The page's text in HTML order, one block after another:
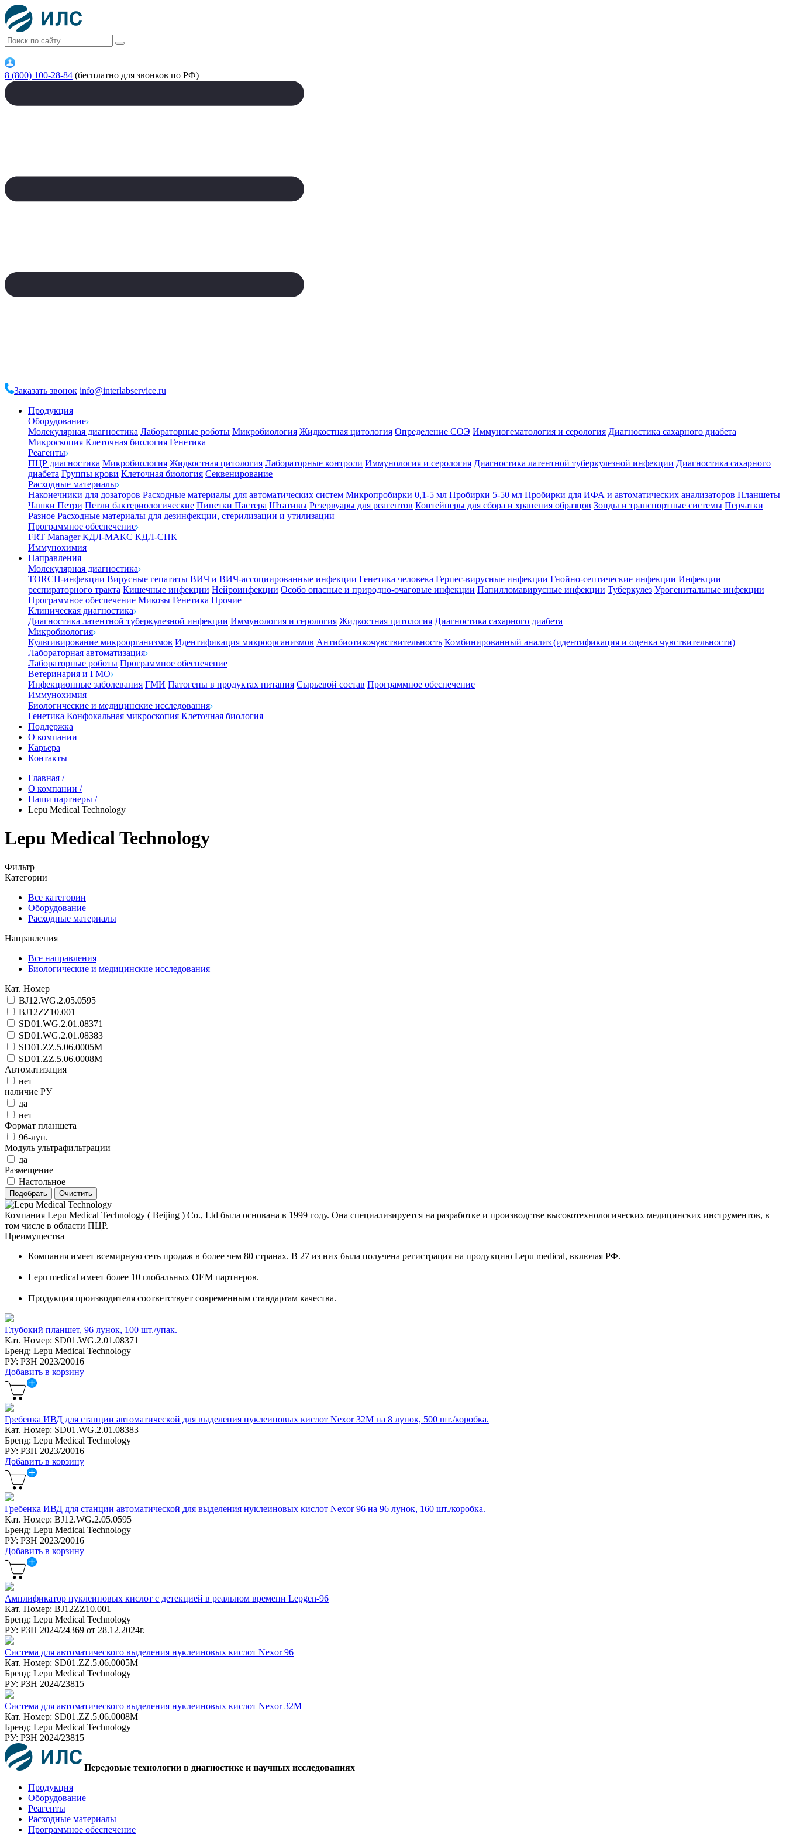
8 (800) 100-28-84 (бесплатно для звонков по РФ)
Заказать звонок info@interlabservice.ru
Продукция
Оборудование
Молекулярная диагностика Лабораторные роботы Микробиология Жидкостная цитология Определение СОЭ Иммуногематология и серология Диагностика сахарного диабета
Микроскопия Клеточная биология Генетика
Реагенты
ПЦР диагностика Микробиология Жидкостная цитология Лабораторные контроли Иммунология и серология Диагностика латентной туберкулезной инфекции Диагностика сахарного
диабета Группы крови Клеточная биология Секвенирование
Расходные материалы
Наконечники для дозаторов Расходные материалы для автоматических систем Микропробирки 0,1-5 мл Пробирки 5-50 мл Пробирки для ИФА и автоматических анализаторов Планшеты
Чашки Петри Петли бактериологические Пипетки Пастера Штативы Резервуары для реагентов Контейнеры для сбора и хранения образцов Зонды и транспортные системы Перчатки
Разное Расходные материалы для дезинфекции, стерилизации и утилизации
Программное обеспечение
FRT Manager КДЛ-МАКС КДЛ-СПК
Иммунохимия
Направления
Молекулярная диагностика
TORCH-инфекции Вирусные гепатиты ВИЧ и ВИЧ-ассоциированные инфекции Генетика человека Герпес-вирусные инфекции Гнойно-септические инфекции Инфекции
респираторного тракта Кишечные инфекции Нейроинфекции Особо опасные и природно-очаговые инфекции Папилломавирусные инфекции Туберкулез Урогенитальные инфекции
Программное обеспечение Микозы Генетика Прочие
Клиническая диагностика
Диагностика латентной туберкулезной инфекции Иммунология и серология Жидкостная цитология Диагностика сахарного диабета
Микробиология
Культивирование микроорганизмов Идентификация микроорганизмов Антибиотикочувствительность Комбинированный анализ (идентификация и оценка чувствительности)
Лабораторная автоматизация
Лабораторные роботы Программное обеспечение
Ветеринария и ГМО
Инфекционные заболевания ГМИ Патогены в продуктах питания Сырьевой состав Программное обеспечение
Иммунохимия
Биологические и медицинские исследования
Генетика Конфокальная микроскопия Клеточная биология
Поддержка
О компании
Карьера
Контакты
Главная /
О компании /
Наши партнеры /
Lepu Medical Technology
Lepu Medical Technology
Фильтр
Категории
Все категории
Оборудование
Расходные материалы
Направления
Все направления
Биологические и медицинские исследования
Кат. Номер
BJ12.WG.2.05.0595
BJ12ZZ10.001
SD01.WG.2.01.08371
SD01.WG.2.01.08383
SD01.ZZ.5.06.0005M
SD01.ZZ.5.06.0008M
Автоматизация
нет
наличие РУ
да
нет
Формат планшета
96-лун.
Модуль ультрафильтрации
да
Размещение
Настольное
Компания Lepu Medical Technology ( Beijing ) Co., Ltd была основана в 1999 году. Она специализируется на разработке и производстве высокотехнологических медицинских инструментов, в
том числе в области ПЦР.
Преимущества
Компания имеет всемирную сеть продаж в более чем 80 странах. В 27 из них была получена регистрация на продукцию Lepu medical, включая РФ.
Lepu medical имеет более 10 глобальных OEM партнеров.
Продукция производителя соответствует современным стандартам качества.
Глубокий планшет, 96 лунок, 100 шт./упак.
Кат. Номер: SD01.WG.2.01.08371
Бренд: Lepu Medical Technology
РУ: РЗН 2023/20016
Добавить в корзину
Гребенка ИВД для станции автоматической для выделения нуклеиновых кислот Nexor 32М на 8 лунок, 500 шт./коробка.
Кат. Номер: SD01.WG.2.01.08383
Бренд: Lepu Medical Technology
РУ: РЗН 2023/20016
Добавить в корзину
Гребенка ИВД для станции автоматической для выделения нуклеиновых кислот Nexor 96 на 96 лунок, 160 шт./коробка.
Кат. Номер: BJ12.WG.2.05.0595
Бренд: Lepu Medical Technology
РУ: РЗН 2023/20016
Добавить в корзину
Амплификатор нуклеиновых кислот с детекцией в реальном времени Lepgen-96
Кат. Номер: BJ12ZZ10.001
Бренд: Lepu Medical Technology
РУ: РЗН 2024/24369 от 28.12.2024г.
Система для автоматического выделения нуклеиновых кислот Nexor 96
Кат. Номер: SD01.ZZ.5.06.0005M
Бренд: Lepu Medical Technology
РУ: РЗН 2024/23815
Система для автоматического выделения нуклеиновых кислот Nexor 32M
Кат. Номер: SD01.ZZ.5.06.0008M
Бренд: Lepu Medical Technology
РУ: РЗН 2024/23815
Передовые технологии в диагностике и научных исследованиях
Продукция
Оборудование
Реагенты
Расходные материалы
Программное обеспечение